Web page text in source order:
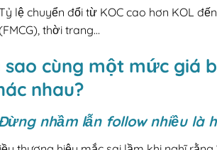
lệ chuyển đổi từ KOC cao hơn KOL
thời trang…
sao cùng một mức giá
nhau?
Đừng nhầm lẫn follow nhiều là